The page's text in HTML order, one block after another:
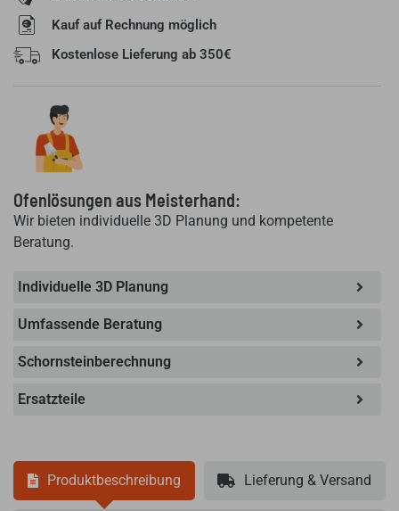
Kauf auf Rechnung möglich
Kostenlose Lieferung ab 350€
Ofenlösungen aus Meisterhand:
Wir bieten individuelle 3D Planung und kompetente
Beratung.
Individuelle 3D Planung
Umfassende Beratung
Schornsteinberechnung
Ersatzteile
Produktbeschreibung Lieferung & Versand